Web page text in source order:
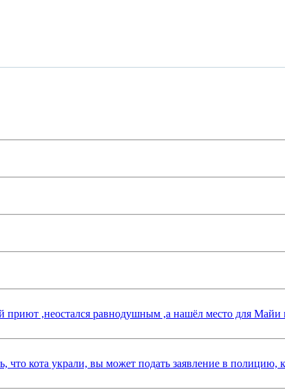
,неостался равнодушным ,а нашёл место для
кота украли, вы может подать заявление в полицию,